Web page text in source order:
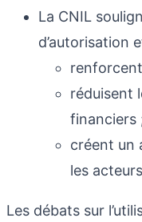
La CNIL
d’autorisation
réduisent
financiers
créent un
les
Les débats sur